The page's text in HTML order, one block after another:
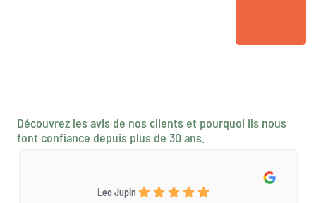
Découvrez les avis de nos clients et pourquoi ils nous
font confiance depuis plus de 30 ans.
Leo Jupin